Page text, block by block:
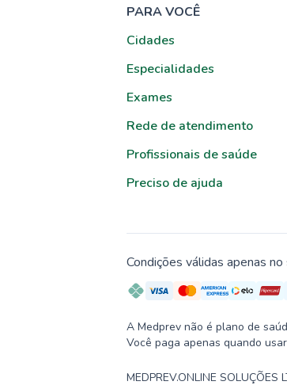
PARA VOCÊ
Cidades
Especialidades
Exames
Rede de atendimento
Profissionais de saúde
Preciso de ajuda
Condições válidas apenas
A Medprev não é plano de
Você paga apenas quando
MEDPREV.ONLINE